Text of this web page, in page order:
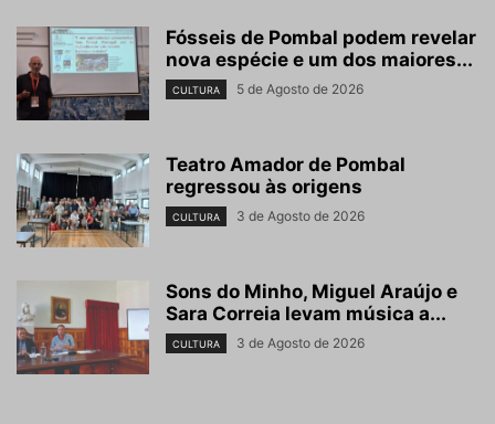
Fósseis de Pombal podem revelar
nova espécie e um dos maiores...
CULTURA 5 de Agosto de 2026
Teatro Amador de Pombal
regressou às origens
CULTURA 3 de Agosto de 2026
Sons do Minho, Miguel Araújo e
Sara Correia levam música a...
CULTURA 3 de Agosto de 2026